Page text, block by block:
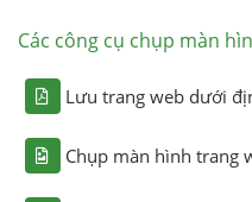
Các công cụ chụp màn
Lưu trang web dưới
Chụp màn hình trang